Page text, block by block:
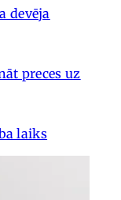
devēja
preces uz
laiks